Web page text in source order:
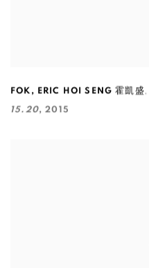
FOK , ERIC HOI SENG 霍凱盛 ,
15.20,2015